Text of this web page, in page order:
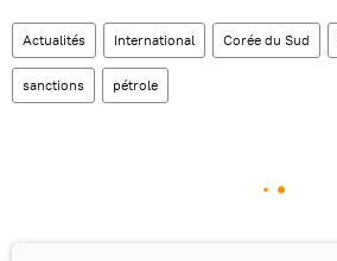
Actualités International Corée du Sud
sanctions pétrole